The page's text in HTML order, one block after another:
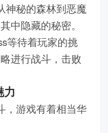
神秘的森林到恶魔
中隐藏的秘密。
等待着玩家的挑
进行战斗，击败
力
，游戏有着相当华